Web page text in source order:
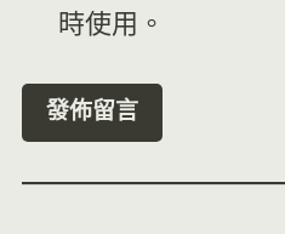
時使用。